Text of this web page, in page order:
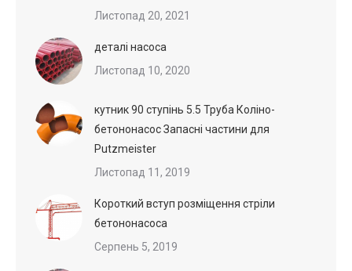
Листопад 20, 2021
деталі насоса
Листопад 10, 2020
кутник 90 ступінь 5.5 Труба Коліно-
бетононасос Запасні частини для
Putzmeister
Листопад 11, 2019
Короткий вступ розміщення стріли
бетононасоса
Серпень 5, 2019